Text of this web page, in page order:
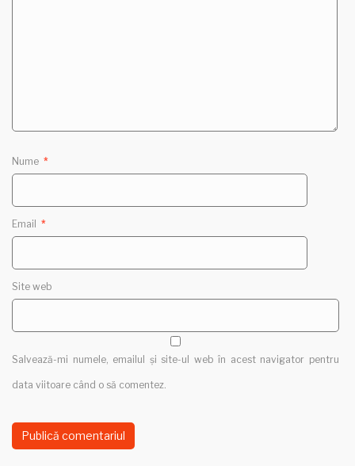
Nume *
Email *
Site web
Salvează-mi numele, emailul și site-ul web în acest navigator pentru
data viitoare când o să comentez.